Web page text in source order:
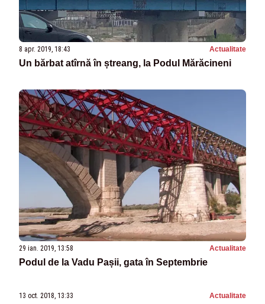
8 apr. 2019, 18:43 Actualitate
Un bărbat atîrnă în ștreang, la Podul Mărăcineni
29 ian. 2019, 13:58 Actualitate
Podul de la Vadu Pașii, gata în Septembrie
13 oct. 2018, 13:33 Actualitate